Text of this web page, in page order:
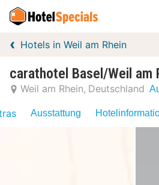
Hotels in Weil am Rhein
carathotel Basel/Weil am
Weil am Rhein Deutschland
Ausstattung